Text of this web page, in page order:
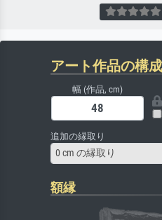
アート作品の構成
幅 (作品, cm)
追加の縁取り
0 cm の縁取り
額縁